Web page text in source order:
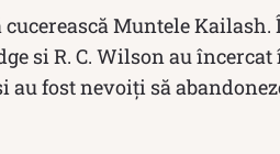
Muntele Kailash.
si R. C. Wilson au încercat
au fost nevoiți să